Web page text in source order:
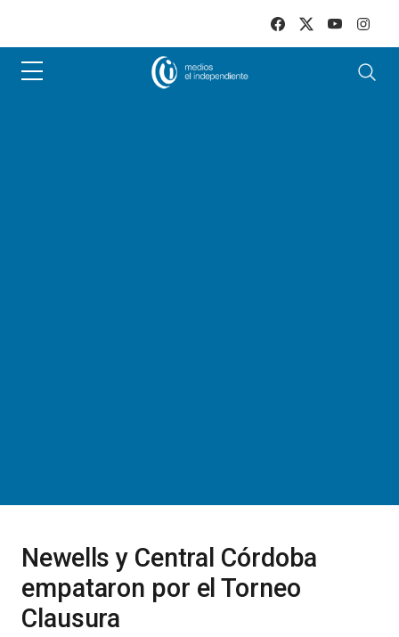
Newells y Central Córdoba
empataron por el Torneo
Clausura